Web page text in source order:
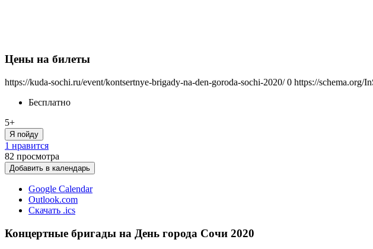
Цены на билеты
https://kuda-sochi.ru/event/kontsertnye-brigady-na-den-goroda-sochi-2020/ 0 https://schema.org/
Бесплатно
5+
Я пойду
1 нравится
82 просмотра
Добавить в календарь
Google Calendar
Outlook.com
Скачать .ics
Концертные бригады на День города Сочи 2020